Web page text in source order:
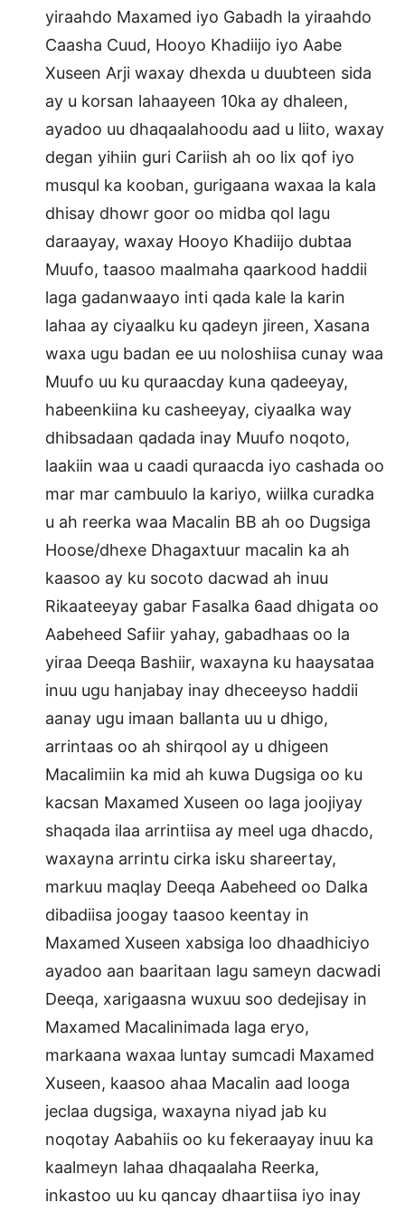
yiraahdo Maxamed iyo Gabadh la yiraahdo
Caasha Cuud, Hooyo Khadiijo iyo Aabe
Xuseen Arji waxay dhexda u duubteen sida
ay u korsan lahaayeen 10ka ay dhaleen,
ayadoo uu dhaqaalahoodu aad u liito, waxay
degan yihiin guri Cariish ah oo lix qof iyo
musqul ka kooban, gurigaana waxaa la kala
dhisay dhowr goor oo midba qol lagu
daraayay, waxay Hooyo Khadiijo dubtaa
Muufo, taasoo maalmaha qaarkood haddii
laga gadanwaayo inti qada kale la karin
lahaa ay ciyaalku ku qadeyn jireen, Xasana
waxa ugu badan ee uu noloshiisa cunay waa
Muufo uu ku quraacday kuna qadeeyay,
habeenkiina ku casheeyay, ciyaalka way
dhibsadaan qadada inay Muufo noqoto,
laakiin waa u caadi quraacda iyo cashada oo
mar mar cambuulo la kariyo, wiilka curadka
u ah reerka waa Macalin BB ah oo Dugsiga
Hoose/dhexe Dhagaxtuur macalin ka ah
kaasoo ay ku socoto dacwad ah inuu
Rikaateeyay gabar Fasalka 6aad dhigata oo
Aabeheed Safiir yahay, gabadhaas oo la
yiraa Deeqa Bashiir, waxayna ku haaysataa
inuu ugu hanjabay inay dheceeyso haddii
aanay ugu imaan ballanta uu u dhigo,
arrintaas oo ah shirqool ay u dhigeen
Macalimiin ka mid ah kuwa Dugsiga oo ku
kacsan Maxamed Xuseen oo laga joojiyay
shaqada ilaa arrintiisa ay meel uga dhacdo,
waxayna arrintu cirka isku shareertay,
markuu maqlay Deeqa Aabeheed oo Dalka
dibadiisa joogay taasoo keentay in
Maxamed Xuseen xabsiga loo dhaadhiciyo
ayadoo aan baaritaan lagu sameyn dacwadi
Deeqa, xarigaasna wuxuu soo dedejisay in
Maxamed Macalinimada laga eryo,
markaana waxaa luntay sumcadi Maxamed
Xuseen, kaasoo ahaa Macalin aad looga
jeclaa dugsiga, waxayna niyad jab ku
noqotay Aabahiis oo ku fekeraayay inuu ka
kaalmeyn lahaa dhaqaalaha Reerka,
inkastoo uu ku qancay dhaartiisa iyo inay